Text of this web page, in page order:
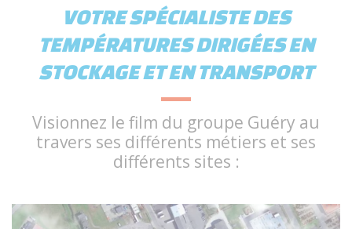
VOTRE SPÉCIALISTE DES
TEMPÉRATURES DIRIGÉES EN
STOCKAGE ET EN TRANSPORT
Visionnez le film du groupe Guéry au
travers ses différents métiers et ses
différents sites :